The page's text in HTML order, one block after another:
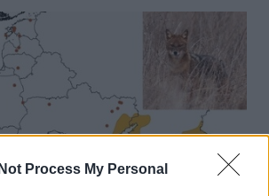
Process My Personal